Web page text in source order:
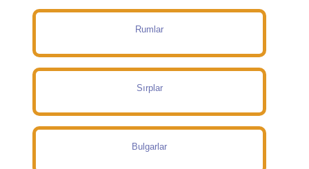
Rumlar
Sırplar
Bulgarlar